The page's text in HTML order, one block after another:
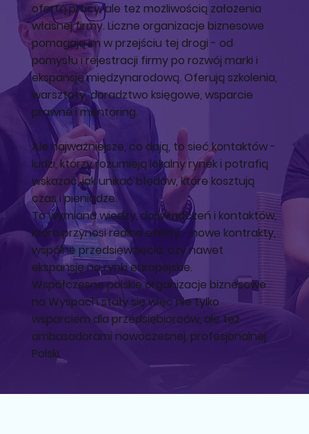
ofertą pracy, ale też możliwością założenia
własnej firmy. Liczne organizacje biznesowe
pomagają im w przejściu tej drogi - od
pomysłu i rejestracji firmy po rozwój marki i
ekspansję międzynarodową. Oferują szkolenia,
warsztaty, doradztwo księgowe, wsparcie
prawne i mentoring.
Ale najważniejsze, co dają, to sieć kontaktów -
ludzi, którzy rozumieją lokalny rynek i potrafią
wskazać, jak unikać błędów, które kosztują
czas i pieniądze.
To wymiana wiedzy, doświadczeń i kontaktów,
która przynosi realne efekty - nowe kontrakty,
wspólne przedsięwzięcia, czy nawet
ekspansję na rynki europejskie.
Współczesne polskie organizacje biznesowe
na Wyspach stały się więc nie tylko
wsparciem dla przedsiębiorców, ale też
ambasadorami nowoczesnej, profesjonalnej
Polski.